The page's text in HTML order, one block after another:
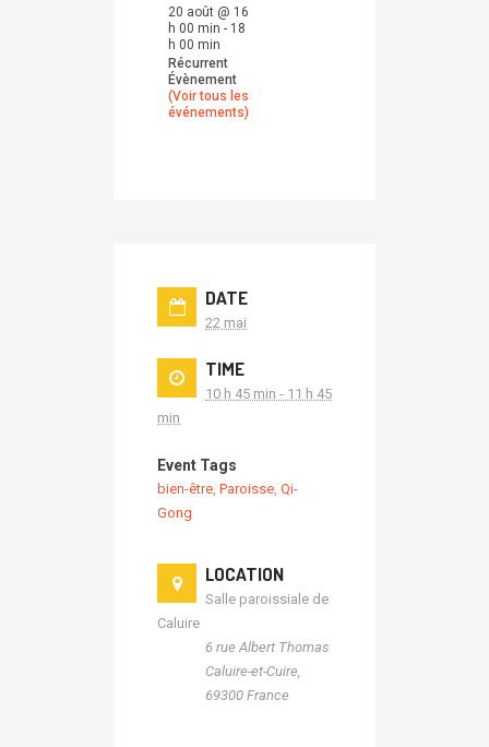
20 août @ 16
h 00 min - 18
h 00 min
Récurrent
Évènement
(Voir tous les
événements)
DATE
22 mai
TIME
10 h 45 min - 11 h 45
min
Event Tags
bien-être Paroisse Qi-
Gong
LOCATION
Salle paroissiale de
Caluire
6 rue Albert Thomas
Caluire-et-Cuire
69300 France